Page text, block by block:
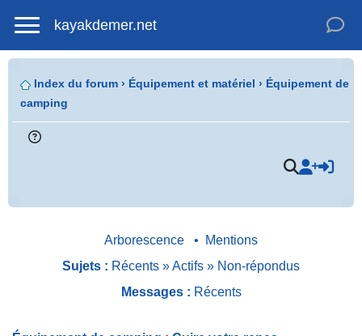
kayakdemer.net
Index du forum › Équipement et matériel › Équipement de
camping
Arborescence •
Mentions
Sujets : Récents »Actifs » Non-répondus
Messages : Récents